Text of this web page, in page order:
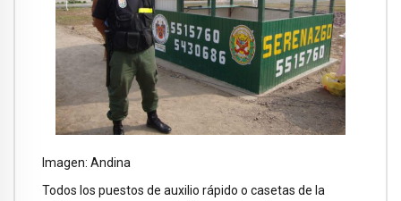
Imagen: Andina
Todos los puestos de auxilio rápido o casetas de la